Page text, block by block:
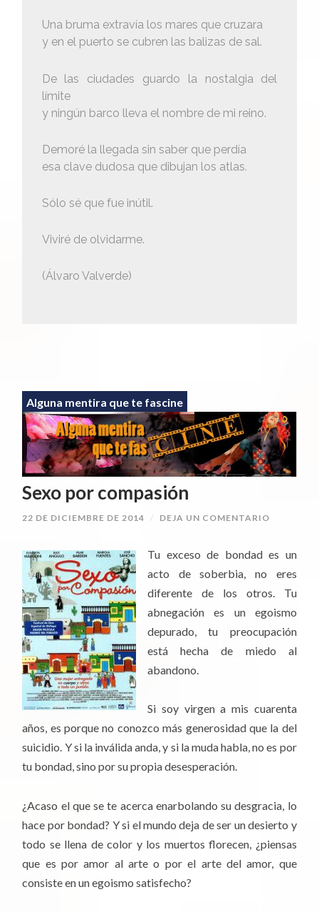
Una bruma extravía los mares que cruzara
y en el puerto se cubren las balizas de sal.
De las ciudades guardo la nostalgia del
límite
y ningún barco lleva el nombre de mi reino.
Demoré la llegada sin saber que perdía
esa clave dudosa que dibujan los atlas.
Sólo sé que fue inútil.
Viviré de olvidarme.
(Álvaro Valverde)
Alguna mentira que te fascine
Sexo por compasión
22 DE DICIEMBRE DE 2014 / DEJA UN COMENTARIO
Tu exceso de bondad es un
acto de soberbia, no eres
diferente de los otros. Tu
abnegación es un egoismo
depurado, tu preocupación
está hecha de miedo al
abandono.
Si soy virgen a mis cuarenta
años, es porque no conozco más generosidad que la del
suicidio. Y si la inválida anda, y si la muda habla, no es por
tu bondad, sino por su propia desesperación.
¿Acaso el que se te acerca enarbolando su desgracia, lo
hace por bondad? Y si el mundo deja de ser un desierto y
todo se llena de color y los muertos florecen, ¿piensas
que es por amor al arte o por el arte del amor, que
consiste en un egoismo satisfecho?